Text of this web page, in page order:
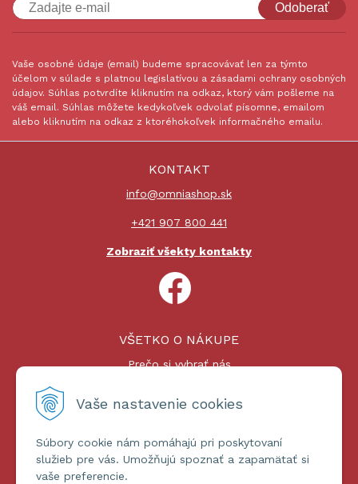
Vaše nastavenie cookies
Súbory cookie nám pomáhajú pri poskytovaní
služieb pre vás. Umožňujú spoznať a zapamätať si
vaše preferencie.
Odoberať
Vaše osobné údaje (email) budeme spracovávať len za týmto
účelom v súlade s platnou legislatívou a zásadami ochrany osobných
údajov. Súhlas potvrdíte kliknutím na odkaz, ktorý vám pošleme na
váš email. Súhlas môžete kedykoľvek odvolať písomne, emailom
alebo kliknutím na odkaz z ktoréhokoľvek informačného emailu.
KONTAKT
info@omniashop.sk
+421 907 800 441
Zobraziť všekty kontakty
VŠETKO O NÁKUPE
Prečo si vybrať nás
Platby a doprava
ĎALŠIE INFORMÁCIE